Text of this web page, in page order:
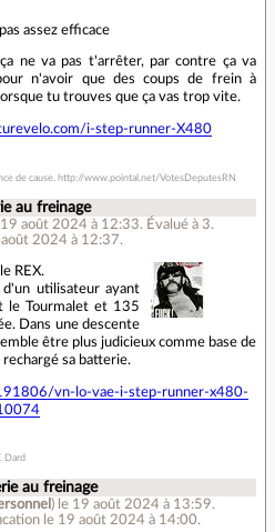
assez efficace
ne va pas t'arrêter, par contre ça va
n'avoir que des coups de frein à
tu trouves que ça vas trop vite.
i-step-runner-X480
de cause. http://www.pointal.net/VotesDeputesRN
au freinage
19 août 2024 à 12:33. Évalué à 3.
2024 à 12:37.
REX.
utilisateur ayant
le Tourmalet et 135
Dans une descente
être plus judicieux comme base de
sa batterie.
vn-lo-vae-i-step-runner-x480-
Dard
au freinage
) le 19 août 2024 à 13:59.
le 19 août 2024 à 14:00.